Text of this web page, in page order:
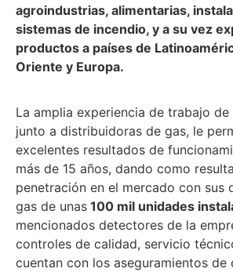
agroindustrias, alimentarias,
sistemas de incendio, y a su vez
productos a países de
Oriente y Europa.
La amplia experiencia de trabajo de
junto a distribuidoras de gas, le
excelentes resultados de
más de 15 años, dando como
penetración en el mercado con sus
gas de unas 100 mil unidades
mencionados detectores de la
controles de calidad, servicio
cuentan con los aseguramientos de